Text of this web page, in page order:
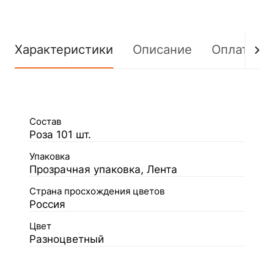
Характеристики Описание Оплата
Состав
Роза 101 шт.
Упаковка
Прозрачная упаковка, Лента
Страна просхождения цветов
Россия
Цвет
Разноцветный